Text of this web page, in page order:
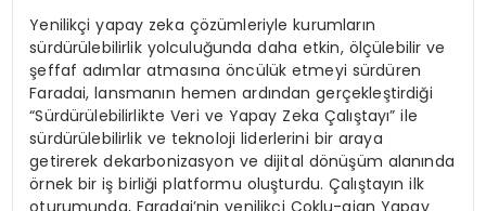
Yenilikçi yapay zeka çözümleriyle kurumların
sürdürülebilirlik yolculuğunda daha etkin, ölçülebilir ve
şeffaf adımlar atmasına öncülük etmeyi sürdüren
Faradai, lansmanın hemen ardından gerçekleştirdiği
“Sürdürülebilirlikte Veri ve Yapay Zeka Çalıştayı” ile
sürdürülebilirlik ve teknoloji liderlerini bir araya
getirerek dekarbonizasyon ve dijital dönüşüm alanında
örnek bir iş birliği platformu oluşturdu. Çalıştayın ilk